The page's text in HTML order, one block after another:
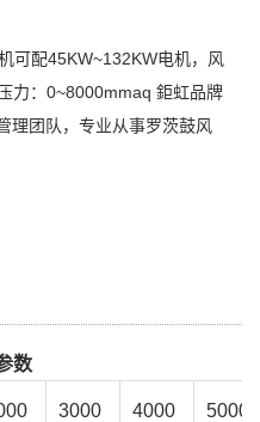
可配45KW~132KW电机，风
力：0~8000mmaq 鉅虹品牌
理团队，专业从事罗茨鼓风
数
3000 4000 5000